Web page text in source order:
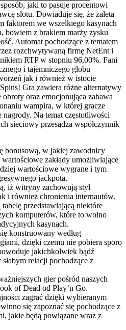
jaki to pasuje procentowi
slotu. Dowiaduje się, że zaleta
faktorem we wszelkiego kasynach
bowiem z brakiem marży zysku
Automat pochodzące z tematem
rozchwytywaną firmę NetEnt i
RTP w stopniu 96,00%. Fani
i tajemniczego globu
jak i również w istocie
Gra zawiera różne alternatywy
oraz emocjonująca zabawa
wampira, w której gracze
nagrody. Na temat częstotliwości
sieciowy przesądza współczynnik
bonusową, w jakiej zawodnicy
zakłady umożliwiające
wartościowe wygrane i tym
jackpota.
iż witryny zachowują styl
i również chronienia internautów.
przedstawiającą niektóre
komputerów, które to wolno
kasynach.
konstruowany według
dzięki czemu nie pobiera sporo
jakichkolwiek bądź
relacji pochodzące z
gier pośród naszych
of Dead od Play’n Go.
zagrać dzięki wybieranym
się zapoznać się pochodzące z
jakie będą powiązane wraz z